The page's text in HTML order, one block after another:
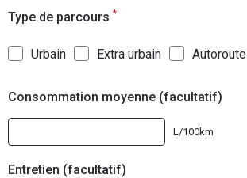
Type de parcours *
Urbain Extra urbain Autoroute
Consommation moyenne (facultatif)
L/100km
Entretien (facultatif)